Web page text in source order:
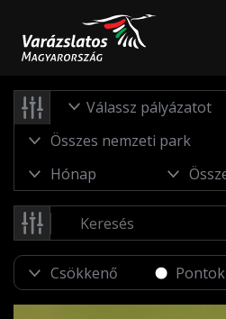
Válassz pályázatot
Pontok